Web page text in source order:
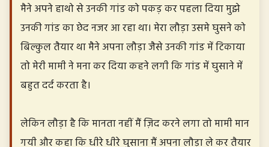
मैने अपने हाथो से उनकी गांड को पकड़ कर पहला दिया मुझे
उनकी गांड का छेद नजर आ रहा था। मेरा लौड़ा उसमे घुसने को
बिल्कुल तैयार था मैने अपना लौड़ा जैसे उनकी गांड में टिकाया
तो मेरी मामी ने मना कर दिया कहने लगी कि गांड में घुसाने में
बहुत दर्द करता है।
लेकिन लौड़ा है कि मानता नहीं मैं ज़िद करने लगा तो मामी मान
गयी और कहा कि धीरे धीरे घुसाना मैं अपना लौड़ा ले कर तैयार